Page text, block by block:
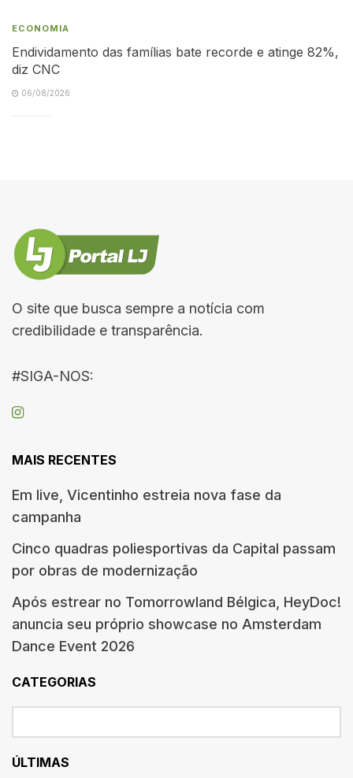
ECONOMIA
Endividamento das famílias bate recorde e atinge 82%,
diz CNC
06/08/2026
O site que busca sempre a notícia com
credibilidade e transparência.
#SIGA-NOS:
MAIS RECENTES
Em live, Vicentinho estreia nova fase da
campanha
Cinco quadras poliesportivas da Capital passam
por obras de modernização
Após estrear no Tomorrowland Bélgica, HeyDoc!
anuncia seu próprio showcase no Amsterdam
Dance Event 2026
CATEGORIAS
ÚLTIMAS